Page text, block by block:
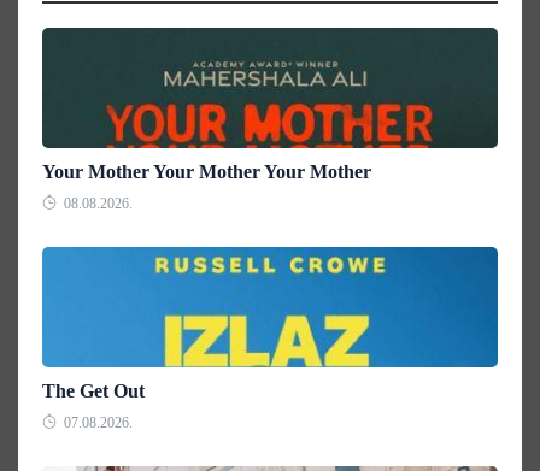
Your Mother Your Mother Your Mother
08.08.2026.
The Get Out
07.08.2026.